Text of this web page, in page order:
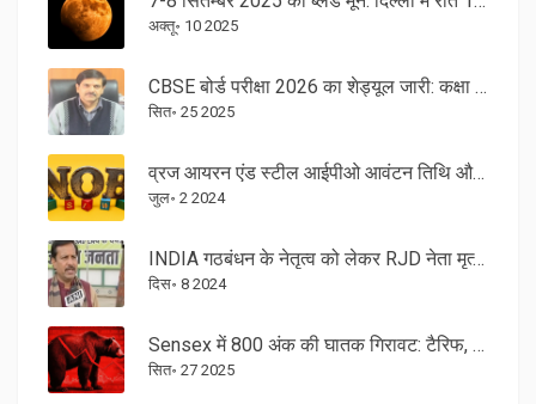
अक्तू॰ 10 2025
CBSE बोर्ड परीक्षा 2026 का शेड्यूल जारी: कक्षा 10-12 की परीक्षाएँ 17 फरवरी से
सित॰ 25 2025
व्रज आयरन एंड स्टील आईपीओ आवंटन तिथि और समय: पैन नंबर से ऑनलाइन करें स्टेटस चेक
जुल॰ 2 2024
INDIA गठबंधन के नेतृत्व को लेकर RJD नेता मृत्युंजय तिवारी का बड़ा बयान
दिस॰ 8 2024
Sensex में 800 अंक की घातक गिरावट: टैरिफ, FPI निकास और रूबल अवमूल्यन के चार कारण
सित॰ 27 2025